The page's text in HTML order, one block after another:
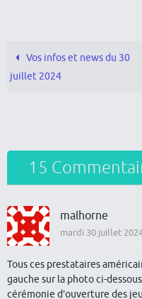
Vos infos et news du 30
juillet 2024
15
malhorne
mardi 30 juillet
Tous ces prestataires
gauche sur la photo ci-
cérémonie d’ouverture des